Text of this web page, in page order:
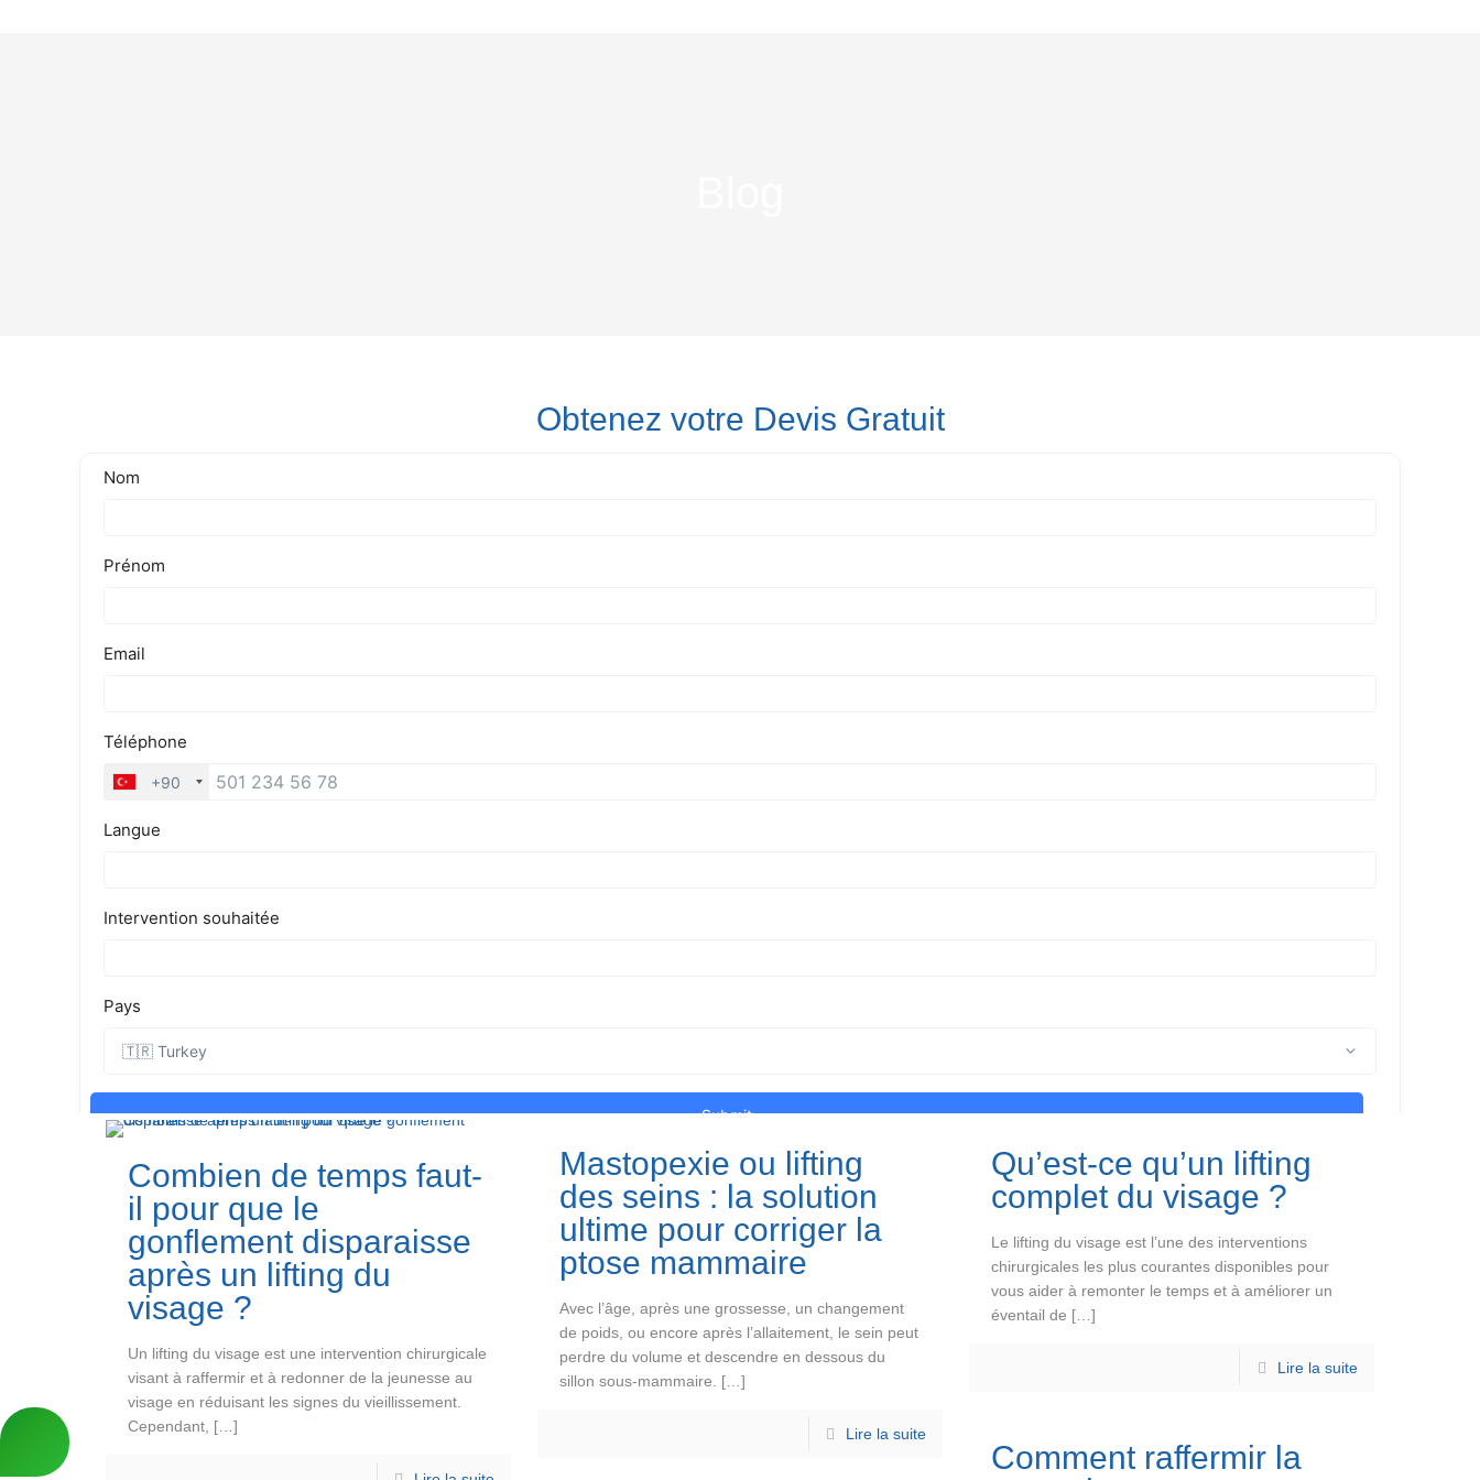
Obtenez votre Devis Gratuit
Combien de temps faut-
il pour que le
gonflement disparaisse
après un lifting du
visage ?
Un lifting du visage est une intervention chirurgicale
visant à raffermir et à redonner de la jeunesse au
visage en réduisant les signes du vieillissement.
Cependant, […]
Mastopexie ou lifting
des seins : la solution
ultime pour corriger la
ptose mammaire
Avec l’âge, après une grossesse, un changement
de poids, ou encore après l’allaitement, le sein peut
perdre du volume et descendre en dessous du
sillon sous-mammaire.
[…]
Lire la suite
Qu’est-ce qu’un lifting
complet du visage ?
Le lifting du visage est l’une des interventions
chirurgicales les plus courantes disponibles pour
vous aider à remonter le temps et à améliorer un
éventail de […]
Lire la suite
Comment raffermir la